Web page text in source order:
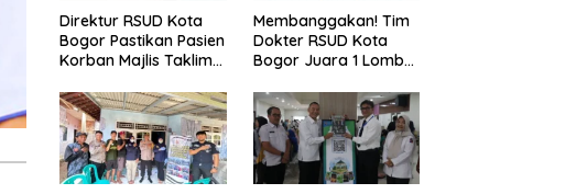
Direktur RSUD Kota
Bogor Pastikan Pasien
Korban Majlis Taklim
Mendapatkan
Perawatan Maksimal
Membanggakan! Tim
Dokter RSUD Kota
Bogor Juara 1 Lomba
Pengakuan di Pentas
Medis Se-Bogor